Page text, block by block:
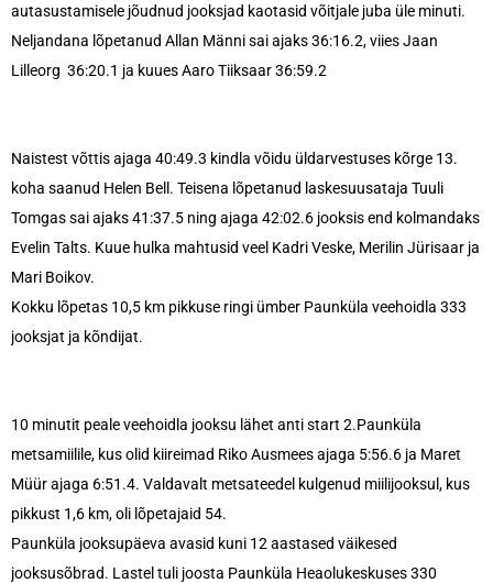
autasustamisele jõudnud jooksjad kaotasid võitjale juba üle minuti.
Neljandana lõpetanud Allan Männi sai ajaks 36:16.2, viies Jaan
Lilleorg 36:20.1 ja kuues Aaro Tiiksaar 36:59.2
Naistest võttis ajaga 40:49.3 kindla võidu üldarvestuses kõrge 13.
koha saanud Helen Bell. Teisena lõpetanud laskesuusataja Tuuli
Tomgas sai ajaks 41:37.5 ning ajaga 42:02.6 jooksis end kolmandaks
Evelin Talts. Kuue hulka mahtusid veel Kadri Veske, Merilin Jürisaar ja
Mari Boikov.
Kokku lõpetas 10,5 km pikkuse ringi ümber Paunküla veehoidla 333
jooksjat ja kõndijat.
10 minutit peale veehoidla jooksu lähet anti start 2.Paunküla
metsamiilile, kus olid kiireimad Riko Ausmees ajaga 5:56.6 ja Maret
Müür ajaga 6:51.4. Valdavalt metsateedel kulgenud miilijooksul, kus
pikkust 1,6 km, oli lõpetajaid 54.
Paunküla jooksupäeva avasid kuni 12 aastased väikesed
jooksusõbrad. Lastel tuli joosta Paunküla Heaolukeskuses 330